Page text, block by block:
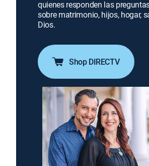
quienes responden las
sobre matrimonio, hijos, hogar,
Dios.
Shop DIRECTV